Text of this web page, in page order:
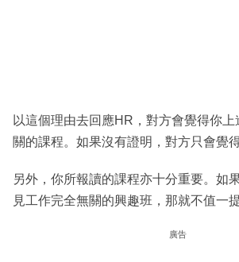
以這個理由去回應HR，對方會覺得你
關的課程。如果沒有證明，對方只會覺
另外，你所報讀的課程亦十分重要。如
見工作完全無關的興趣班，那就不值一提
廣告